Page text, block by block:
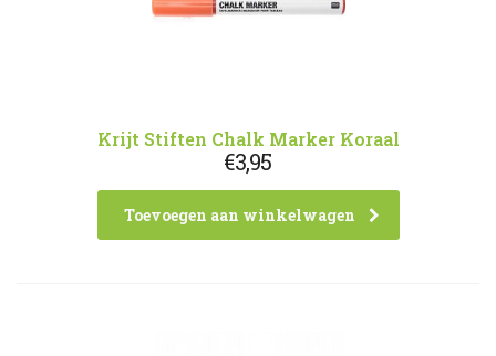
Krijt Stiften Chalk Marker Koraal
€3,95
Toevoegen aan winkelwagen